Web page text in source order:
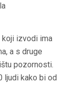
koji izvodi ima
a s druge
pozornosti.
ljudi kako bi od